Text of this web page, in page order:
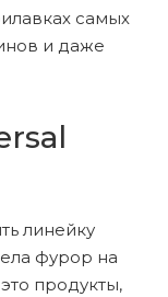
самых
и даже
линейку
фурор на
продукты,